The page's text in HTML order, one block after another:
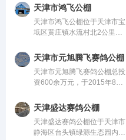
背靠京津两大一线城市，地处
环渤海地区的中心位置，能为
本公棚举办的赛事提供更高更
大的平台，迅
天津市鸿飞公棚
天津市鸿飞公棚位于天津市宝
坻区黄庄镇水流村北2公里，
以国际、国内先进、科学合理
的设计方案进行建设，采用一
体化钢架结构，公棚长200
米，宽28米，高15米
天津市元旭腾飞赛鸽公棚
天津市元旭腾飞赛鸽公棚总投
资600余万元，于2015年8月
宽18米总建筑面积3348平方
米，鸽棚离地4米，室内宽8
米，赛笼宽10米，室内建有
栖家13000个可容纳赛鸽
天津盛达赛鸽公棚
天津盛达赛鸽公棚位于天津市
静海区台头镇绿源生态园内，